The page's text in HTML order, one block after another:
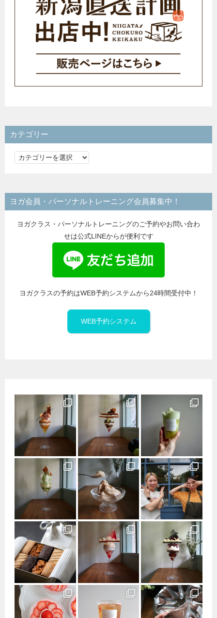
カテゴリー
カ
リ
ー
ヨガ会員・パーソナルトレーニング会員募集中！
ヨガクラス・パーソナルトレーニングのご予約やお問い合わ
せは公式LINEからが便利です
ヨガクラスの予約はWEB予約システムから24時間受付中！
WEB予約システム